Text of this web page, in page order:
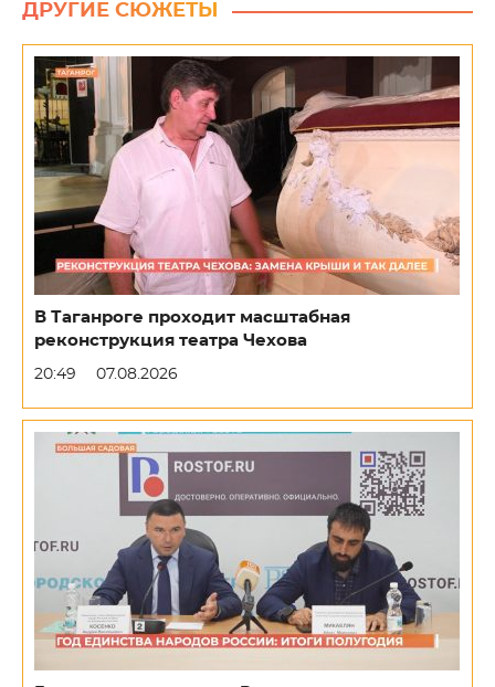
ДРУГИЕ СЮЖЕТЫ
В Таганроге проходит масштабная
реконструкция театра Чехова
20:49 07.08.2026